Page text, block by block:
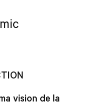
vision de la